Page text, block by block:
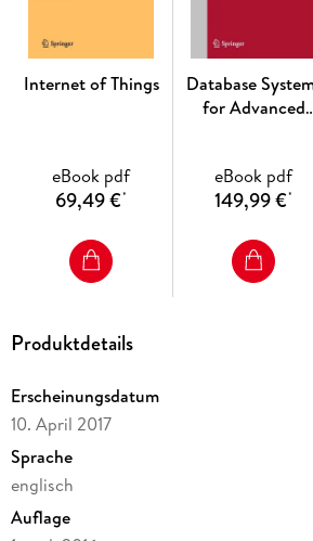
Internet of Things
eBook pdf
69,49 €*
Database
for Advanced
eBook pdf
149,99 €*
Produktdetails
Erscheinungsdatum
10. April 2017
Sprache
englisch
Auflage